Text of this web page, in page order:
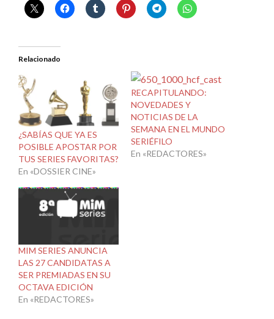
Relacionado
¿SABÍAS QUE YA ES
POSIBLE APOSTAR POR
TUS SERIES FAVORITAS?
En «DOSSIER CINE»
RECAPITULANDO:
NOVEDADES Y
NOTICIAS DE LA
SEMANA EN EL MUNDO
SERIÉFILO
En «REDACTORES»
MIM SERIES ANUNCIA
LAS 27 CANDIDATAS A
SER PREMIADAS EN SU
OCTAVA EDICIÓN
En «REDACTORES»